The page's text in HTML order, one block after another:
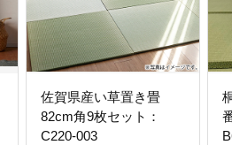
佐賀県産い草置き畳
82cm角9枚セット：
C220-003